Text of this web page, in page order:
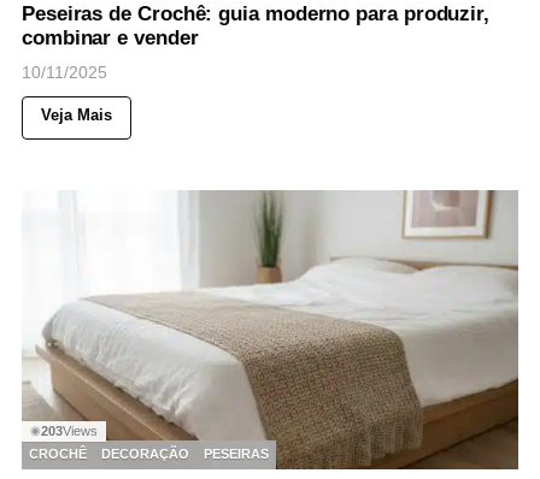
Peseiras de Crochê: guia moderno para produzir,
combinar e vender
10/11/2025
Veja Mais
◉203Views
CROCHÊ
DECORAÇÃO PESEIRAS